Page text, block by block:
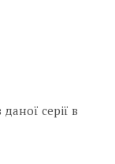
серії в